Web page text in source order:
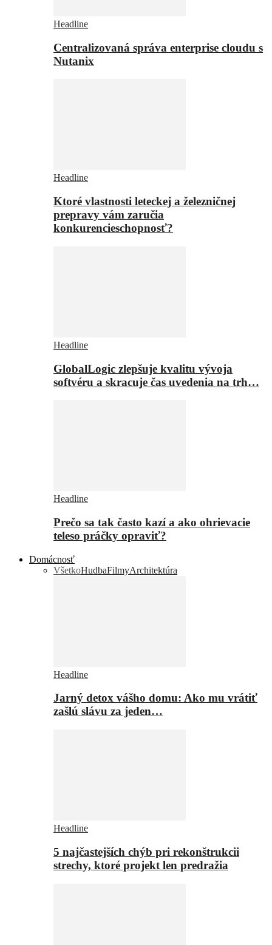
Headline
Centralizovaná správa enterprise cloudu s
Nutanix
Headline
Ktoré vlastnosti leteckej a železničnej
prepravy vám zaručia
konkurencieschopnosť?
Headline
GlobalLogic zlepšuje kvalitu vývoja
softvéru a skracuje čas uvedenia na trh…
Headline
Prečo sa tak často kazí a ako ohrievacie
teleso práčky opraviť?
Domácnosť
VšetkoHudbaFilmyArchitektúra
Headline
Jarný detox vášho domu: Ako mu vrátiť
zašlú slávu za jeden…
Headline
5 najčastejších chýb pri rekonštrukcii
strechy, ktoré projekt len predražia